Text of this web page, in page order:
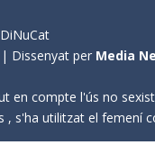
| Dissenyat per Media
en compte l'ús no
, s'ha utilitzat el femení